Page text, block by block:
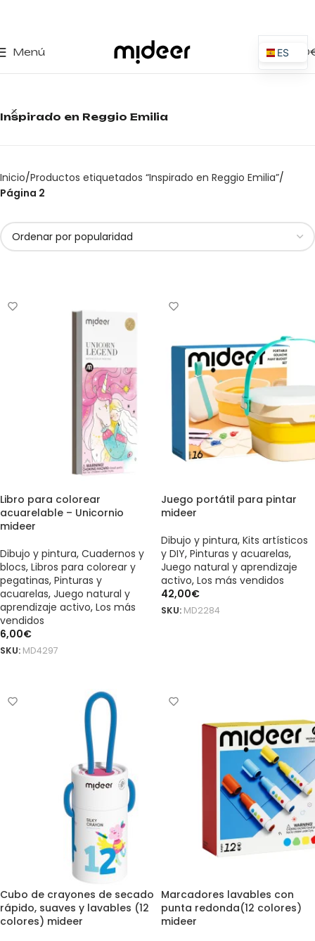
Menú 0,00
Inspirado en Reggio Emilia
Inicio Productos etiquetados “Inspirado en Reggio Emilia”
Página 2
Libro para colorear
acuarelable – Unicornio
mideer
Dibujo y pintura, Cuadernos y
blocs, Libros para colorear y
pegatinas, Pinturas y
acuarelas, Juego natural y
aprendizaje activo, Los más
vendidos
6,00€
SKU: MD4297
Juego portátil para pintar
mideer
Dibujo y pintura, Kits artísticos
y DIY, Pinturas y acuarelas,
Juego natural y aprendizaje
activo, Los más vendidos
42,00€
SKU: MD2284
Cubo de crayones de secado
rápido, suaves y lavables (12
colores) mideer
Marcadores lavables con
punta redonda(12 colores)
mideer
ES
EN